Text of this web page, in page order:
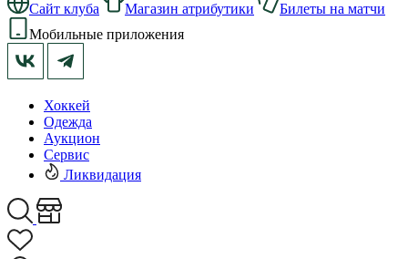
Сайт клуба Магазин атрибутики
Билеты на матчи
Мобильные приложения
Хоккей
Одежда
Аукцион
Сервис
Ликвидация